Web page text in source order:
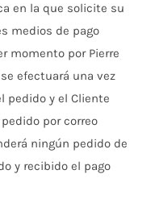
en la que solicite su
medios de pago
momento por Pierre
efectuará una vez
pedido y el Cliente
por correo
ningún pedido de
y recibido el pago